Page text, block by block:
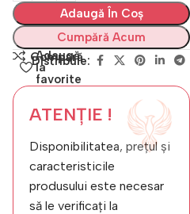
Adaugă În Coș
Cumpără Acum
Compară
Adaugă
la
favorite
Distribuie:
ATENȚIE !
Disponibilitatea, prețul și
caracteristicile
produsului este necesar
să le verificați la